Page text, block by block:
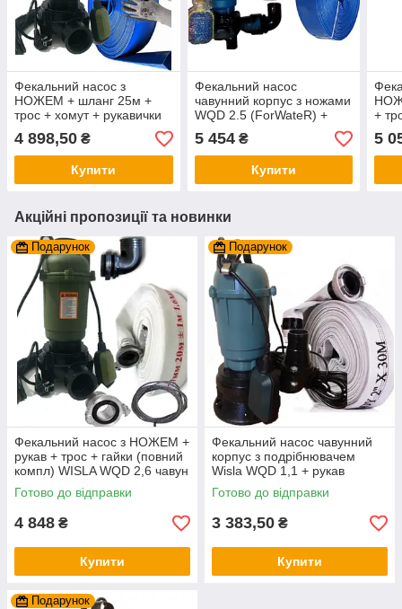
Фекальний насос з
НОЖЕМ + шланг 25м +
трос + хомут + рукавички
(повний компл) WISLA
WQD 2.6 чавун
4 898,50 ₴
Купити
Фекальний насос
чавунний корпус з ножами
WQD 2.5 (ForWateR) +
шланг 25м + сертифікат
Польща
5 454₴
Купити
+
5
Акційні пропозиції та новинки
Подарунок
Фекальний насос з НОЖЕМ +
рукав + трос + гайки (повний
компл) WISLA WQD 2,6 чавун
+ перч
Готово до відправки
4 848 ₴
Купити
Подарунок
Фекальний насос чавунний
корпус з подрібнювачем
Wisla WQD 1,1 + рукав
пожежний 10 + трос 5м +
хомут
Готово до відправки
3 383,50 ₴
Купити
Подарунок